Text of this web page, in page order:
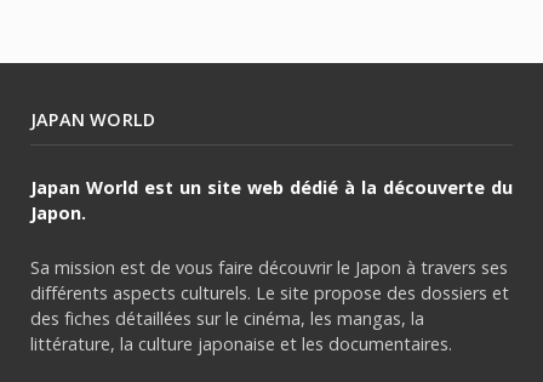
JAPAN WORLD
Japan World est un site web dédié à la découverte du
Japon.
Sa mission est de vous faire découvrir le Japon à travers ses
différents aspects culturels. Le site propose des dossiers et
des fiches détaillées sur le cinéma, les mangas, la
littérature, la culture japonaise et les documentaires.